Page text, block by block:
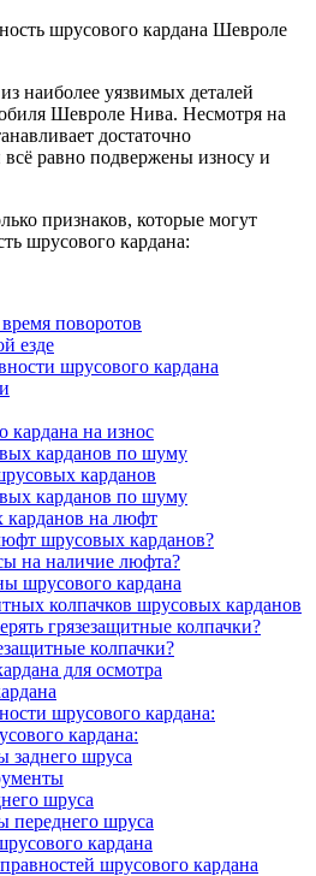
шрусового кардана Шевроле
наиболее уязвимых деталей
Шевроле Нива. Несмотря на
достаточно
равно подвержены износу и
признаков, которые могут
шрусового кардана:
поворотов
езде
шрусового кардана
кардана на износ
карданов по шуму
карданов
карданов по шуму
на люфт
шрусовых карданов?
на наличие люфта?
шрусового кардана
колпачков шрусовых карданов
грязезащитные колпачки?
колпачки?
для осмотра
шрусового кардана:
кардана:
заднего шруса
шруса
переднего шруса
кардана
шрусового кардана